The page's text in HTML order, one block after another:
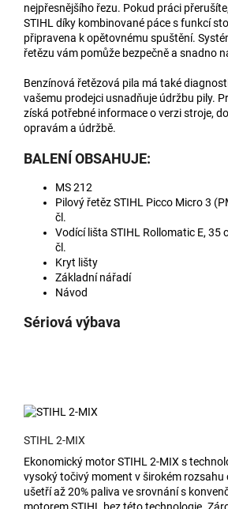
nejpřesnějšího řezu. Pokud práci
STIHL díky kombinované páce s funkcí
připravena k opětovnému spuštění.
řetězu vám pomůže bezpečně a snadno
Benzínová řetězová pila má také
vašemu prodejci usnadňuje údržbu pily.
získá potřebné informace o verzi stroje,
opravám a údržbě.
BALENÍ OBSAHUJE:
MS 212
Pilový řetězSTIHL Picco Micro 3
čl.
Vodící lišta STIHL Rollomatic E, 35
čl.
Kryt lišty
Základní nářadí
Návod
Sériová výbava
STIHL 2-MIX
Ekonomický motor STIHL 2-MIX s
vysoký točivý moment v širokém rozsahu
ušetří až 20% paliva ve srovnání s
motorem STIHL bez této technologie.